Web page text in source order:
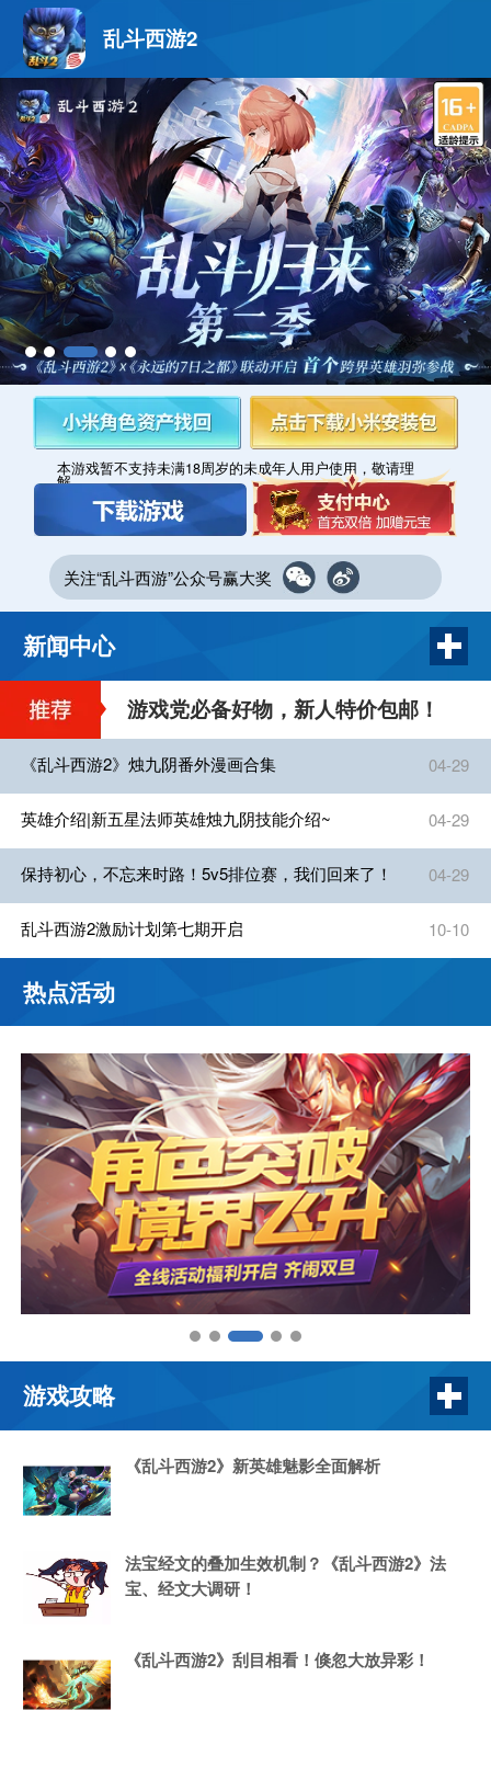
乱斗西游2
本游戏暂不支持未满18周岁的未成年人用户使用，敬请理
解。
关注“乱斗西游”公众号赢大奖
新闻中心
游戏党必备好物，新人特价包邮！
《乱斗西游2》烛九阴番外漫画合集 04-29
英雄介绍|新五星法师英雄烛九阴技能介绍~ 04-29
保持初心，不忘来时路！5v5排位赛，我们回来了！ 04-29
乱斗西游2激励计划第七期开启 10-10
热点活动
游戏攻略
《乱斗西游2》新英雄魅影全面解析
法宝经文的叠加生效机制？《乱斗西游2》法
宝、经文大调研！
《乱斗西游2》刮目相看！倏忽大放异彩！